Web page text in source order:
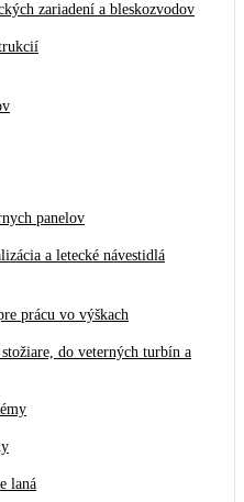
zariadení a bleskozvodov
panelov
a letecké návestidlá
prácu vo výškach
do veterných turbín a
laná